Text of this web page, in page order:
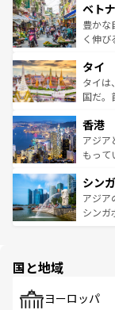
参照し
容にも
照して
き、地
できる
まで、
リティ
覧を参
ベト
豊かな
く伸び
急速な
ーチミ
醸し出
とつ。
ひ現地
が旅行
参照し
タイ
タイは
国だ。
の活気
帯で自
いビー
激する
が待っ
た文化
香港
アジア
もって
み、ど
ており
うな絶
シン
アジア
シンガ
で、ホ
国と地域
ヨーロッパ